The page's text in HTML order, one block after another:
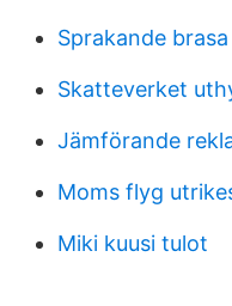
Sprakande
Skatteverket
Jämförande
Moms flyg
Miki kuusi tulot